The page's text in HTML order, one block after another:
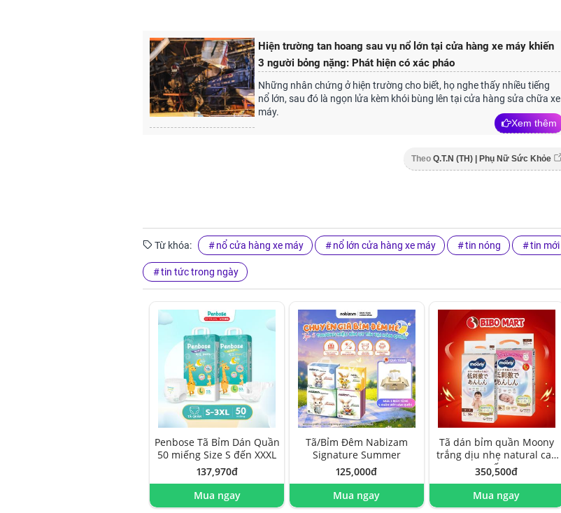
Hiện trường tan hoang sau vụ nổ lớn tại cửa hàng xe máy khiến
3 người bỏng nặng: Phát hiện có xác pháo
Những nhân chứng ở hiện trường cho biết, họ nghe thấy nhiều tiếng
nổ lớn, sau đó là ngọn lửa kèm khói bùng lên tại cửa hàng sửa chữa xe
máy.
Xem thêm
Theo Q.T.N (TH) | Phụ Nữ Sức Khỏe
Từ khóa: nổ cửa hàng xe máy nổ lớn cửa hàng xe máy tin nóng tin mới
tin tức trong ngày
Penbose Tã Bỉm Dán Quần
50 miếng Size S đến XXXL
137,970đ
Mua ngay
Tã/Bỉm Đêm Nabizam
Signature Summer
125,000đ
Mua ngay
Tã dán bỉm quần Moony
trắng dịu nhẹ natural cao
cấp
350,500đ
Mua ngay